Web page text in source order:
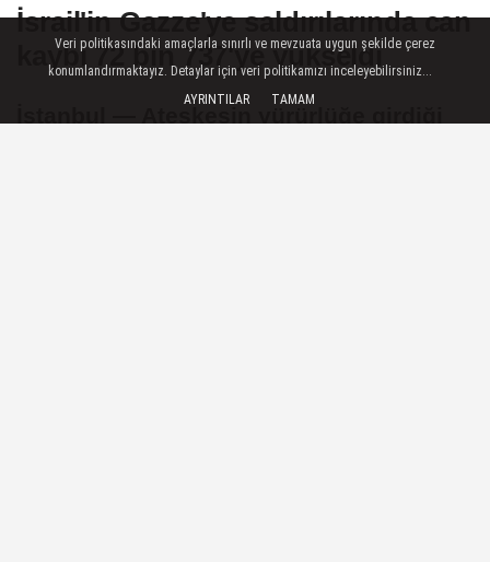
İsrail'in Gazze'ye saldırılarında can
kaybı 72 bin 737'ye yükseldi
Veri politikasındaki amaçlarla sınırlı ve mevzuata uygun şekilde çerez
konumlandırmaktayız. Detaylar için veri politikamızı inceleyebilirsiniz...
AYRINTILAR
TAMAM